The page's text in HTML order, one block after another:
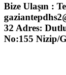
Bize Ulaşın :
32 Adres:
No:155 Nizip/